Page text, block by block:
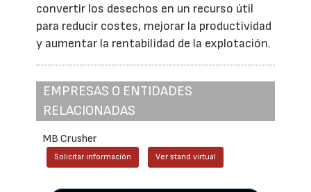
convertir los desechos en un recurso útil
para reducir costes, mejorar la productividad
y aumentar la rentabilidad de la explotación.
EMPRESAS O ENTIDADES
RELACIONADAS
MB Crusher
Solicitar información Ver stand virtual